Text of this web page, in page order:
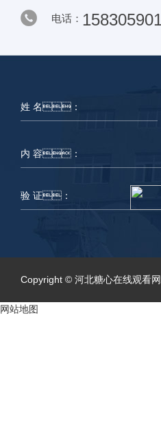
电话：
Copyright © 河北糖心在线观看
网站地图